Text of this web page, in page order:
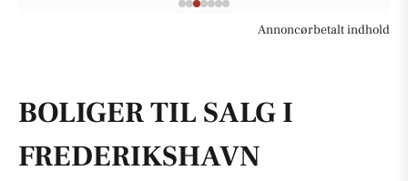
Annoncørbetalt indhold
BOLIGER TIL SALG I
FREDERIKSHAVN